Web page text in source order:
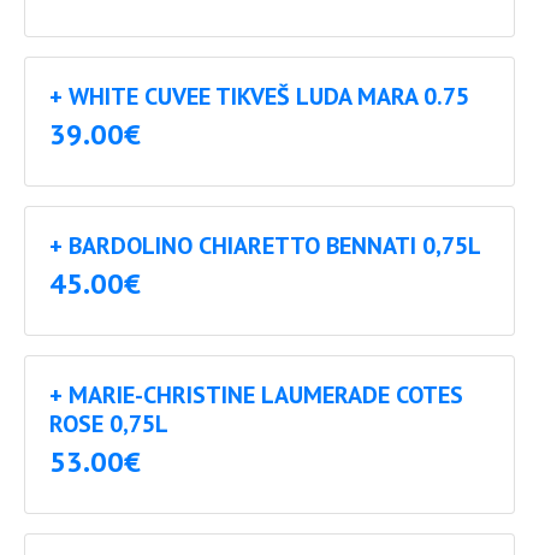
+ WHITE CUVEE TIKVEŠ LUDA MARA 0.75
39.00€
+ BARDOLINO CHIARETTO BENNATI 0,75L
45.00€
+ MARIE-CHRISTINE LAUMERADE COTES
ROSE 0,75L
53.00€